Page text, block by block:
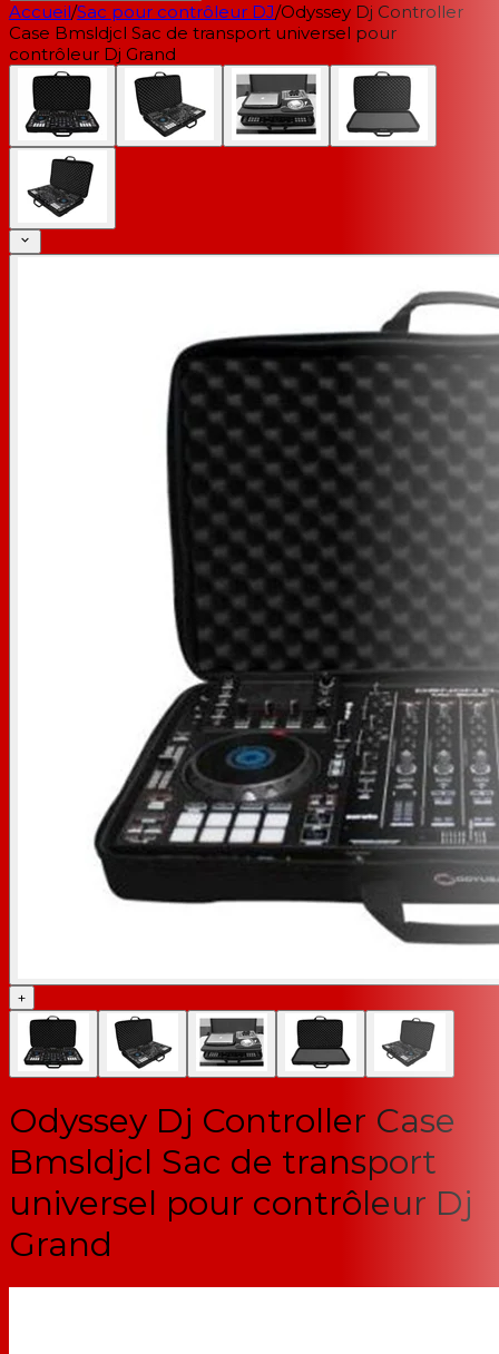
Accueil/Sac pour contrôleur DJ/Odyssey Dj Controller
Case Bmsldjcl Sac de transport universel pour
contrôleur Dj Grand
+
Odyssey Dj Controller Case
Bmsldjcl Sac de transport
universel pour contrôleur Dj
Grand